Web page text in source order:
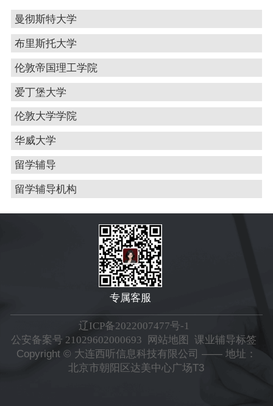
曼彻斯特大学
布里斯托大学
伦敦帝国理工学院
爱丁堡大学
伦敦大学学院
华威大学
留学辅导
留学辅导机构
专属客服
辽ICP备2022007477号-1
公安备案号 21029602000693
网站地图
课业辅导标签
Copyright © 大连西听信息科技有限公司 —— 地址：
北京市朝阳区达美中心广场T3